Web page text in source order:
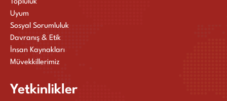
Topluluk
Uyum
Sosyal Sorumluluk
Davranış & Etik
İnsan Kaynakları
Müvekkillerimiz
Yetkinlikler